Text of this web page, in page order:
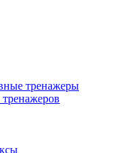
тренажеры